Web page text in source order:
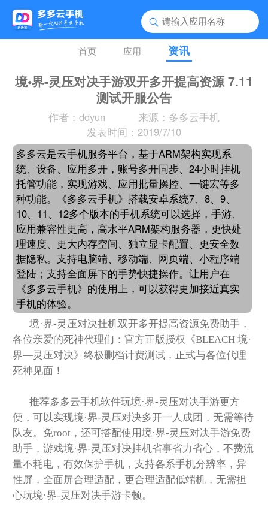
首页 应用 资讯
境•界-灵压对决手游双开多开提高资源 7.11
测试开服公告
作者：ddyun
来源：多多云手机
发表时间：2019/7/10
多多云是云手机服务平台，基于ARM架构实现系
统、设备、应用多开，账号多开同步、24小时挂机
托管功能，实现游戏、应用批量操控、一键宏等多
种功能。《多多云手机》搭载安卓系统7、8、9、
10、11、12多个版本的手机系统可以选择，手游、
应用兼容性更高，高水平ARM架构服务器，更快处
理速度、更大内存空间、独立显卡配置、更安全数
据隐私。支持电脑端、移动端、网页端、小程序端
登陆；支持全面屏下的手势快捷操作。让用户在
《多多云手机》的使用上，可以获得更加接近真实
手机的体验。
境·界-灵压对决挂机双开多开提高资源免费助手，
各位亲爱的死神代理们：官方正版授权《BLEACH 境·
界—灵压对决》终极删档计费测试，正式与各位代理
死神见面！
推荐多多云手机软件玩境·界-灵压对决手游更方
便，可以实现境·界-灵压对决多开一人成团，无需等待
队友。免root，还可搭配使用境·界-灵压对决手游免费
助手，游戏境·界-灵压对决挂机省事省力省心，不费流
量不耗电，有效保护手机，支持各系手机分辨率，异
性屏，全面屏合理适配，更合理适配低端机，无需担
心玩境·界-灵压对决手游卡顿。